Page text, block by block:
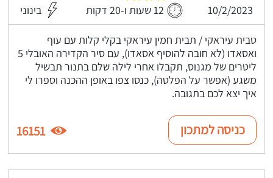
10/2/2023 12 שעות ו-20 דקות בינוני
טבית עיראקי / תבית חמין עיראקי בקלי קלות עם עוף
ואסאדו (לא חובה להוסיף אסאדו), עם סיר הקדירה האובלי 5
ליטרים של מגנוס, תקבלו אחרי לילה שלם בתנור תבשיל
משגע (אפשר על הפלטה), כנסו צפו באופן ההכנה וספרו לי
איך יצא לכם בתגובה.
כניסה למתכון 16151